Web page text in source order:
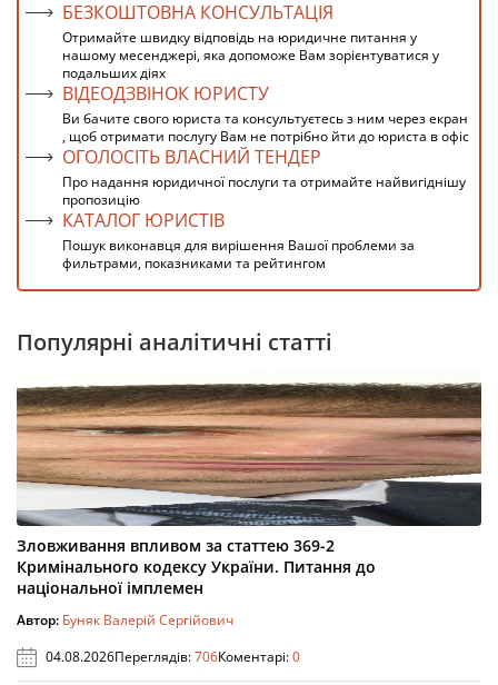
БЕЗКОШТОВНА КОНСУЛЬТАЦІЯ
Отримайте швидку відповідь на юридичне питання у
нашому месенджері, яка допоможе Вам зорієнтуватися у
подальших діях
ВІДЕОДЗВІНОК ЮРИСТУ
Ви бачите свого юриста та консультуєтесь з ним через екран
, щоб отримати послугу Вам не потрібно йти до юриста в офіс
ОГОЛОСІТЬ ВЛАСНИЙ ТЕНДЕР
Про надання юридичної послуги та отримайте найвигіднішу
пропозицію
КАТАЛОГ ЮРИСТІВ
Пошук виконавця для вирішення Вашої проблеми за
фильтрами, показниками та рейтингом
Популярні аналітичні статті
Зловживання впливом за статтею 369-2
Кримінального кодексу України. Питання до
національної імплемен
Автор: Буняк Валерій Сергійович
04.08.2026Переглядів:706Коментарі:0